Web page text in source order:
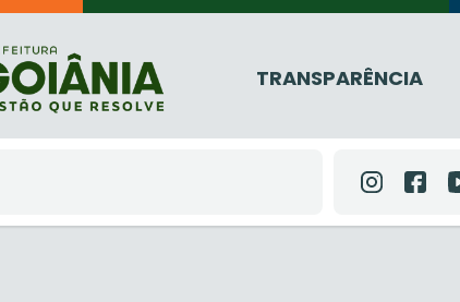
TRANSPARÊNCIA